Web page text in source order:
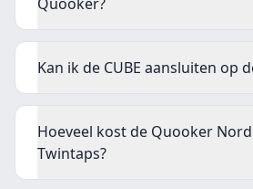
Kan ik de CUBE aansluiten op
Hoeveel kost de Quooker
Twintaps?